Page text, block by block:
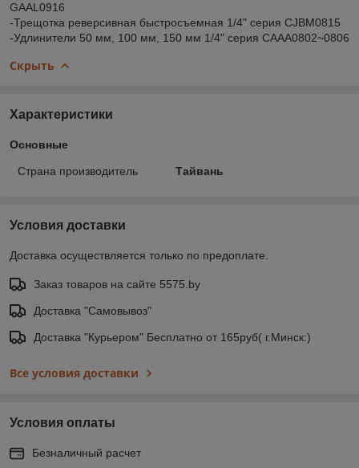
GAAL0916
-Трещотка реверсивная быстросъемная 1/4" серия CJBM0815
-Удлинители 50 мм, 100 мм, 150 мм 1/4" серия CAAA0802~0806
Скрыть
Характеристики
Основные
Страна производитель Тайвань
Условия доставки
Доставка осуществляется только по предоплате.
Заказ товаров на сайте 5575.by
Доставка "Самовывоз"
Доставка "Курьером" Бесплатно от 165руб( г.Минск:)
Все условия доставки
Условия оплаты
Безналичный расчет